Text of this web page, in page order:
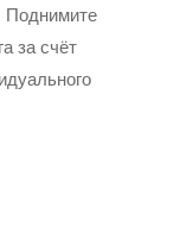
Поднимите
за счёт